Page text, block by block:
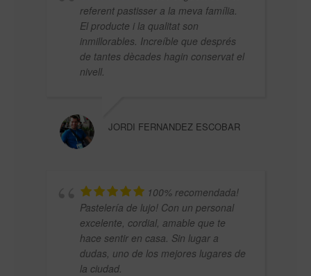
referent pastisser a la meva família.
El producte i la qualitat son
inmillorables. Increíble que després
de tantes dècades hagin conservat el
nivell.
JORDI FERNANDEZ ESCOBAR
100% recomendada!
Pastelería de lujo! Con un personal
excelente, cordial, amable que te
hace sentir en casa. Sin lugar a
dudas, uno de los mejores lugares de
la ciudad.